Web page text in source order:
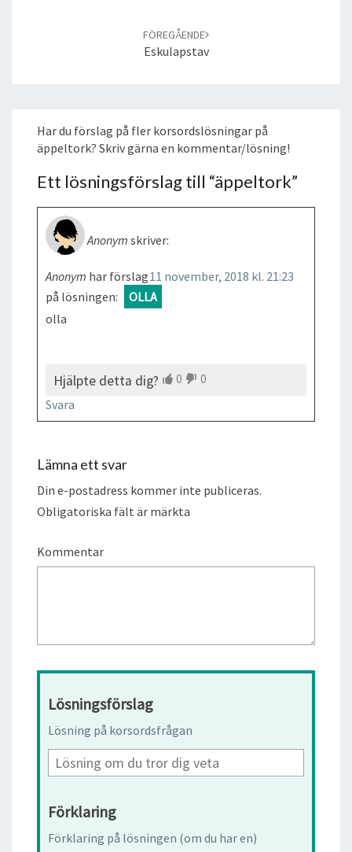
FÖREGÅENDE
Eskulapstav
Har du förslag på fler korsordslösningar på
äppeltork? Skriv gärna en kommentar/lösning!
Ett lösningsförslag till “äppeltork”
Anonym skriver:
11 november, 2018 kl. 21:23
Anonym har förslag
på lösningen:
OLLA
olla
Hjälpte detta dig? 0
0
Svara
Lämna ett svar
Din e-postadress kommer inte publiceras.
Obligatoriska fält är märkta
Kommentar
Lösningsförslag
Lösning på korsordsfrågan
Förklaring
Förklaring på lösningen (om du har en)